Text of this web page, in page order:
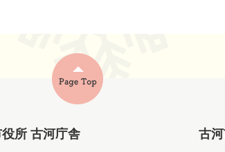
所 古河庁舎 古